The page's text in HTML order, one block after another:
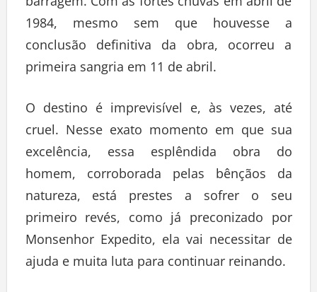
1984, mesmo sem que houvesse a
conclusão definitiva da obra, ocorreu a
primeira sangria em 11 de abril.
O destino é imprevisível e, às vezes, até
cruel. Nesse exato momento em que sua
excelência, essa esplêndida obra do
homem, corroborada pelas bênçãos da
natureza, está prestes a sofrer o seu
primeiro revés, como já preconizado por
Monsenhor Expedito, ela vai necessitar de
ajuda e muita luta para continuar reinando.